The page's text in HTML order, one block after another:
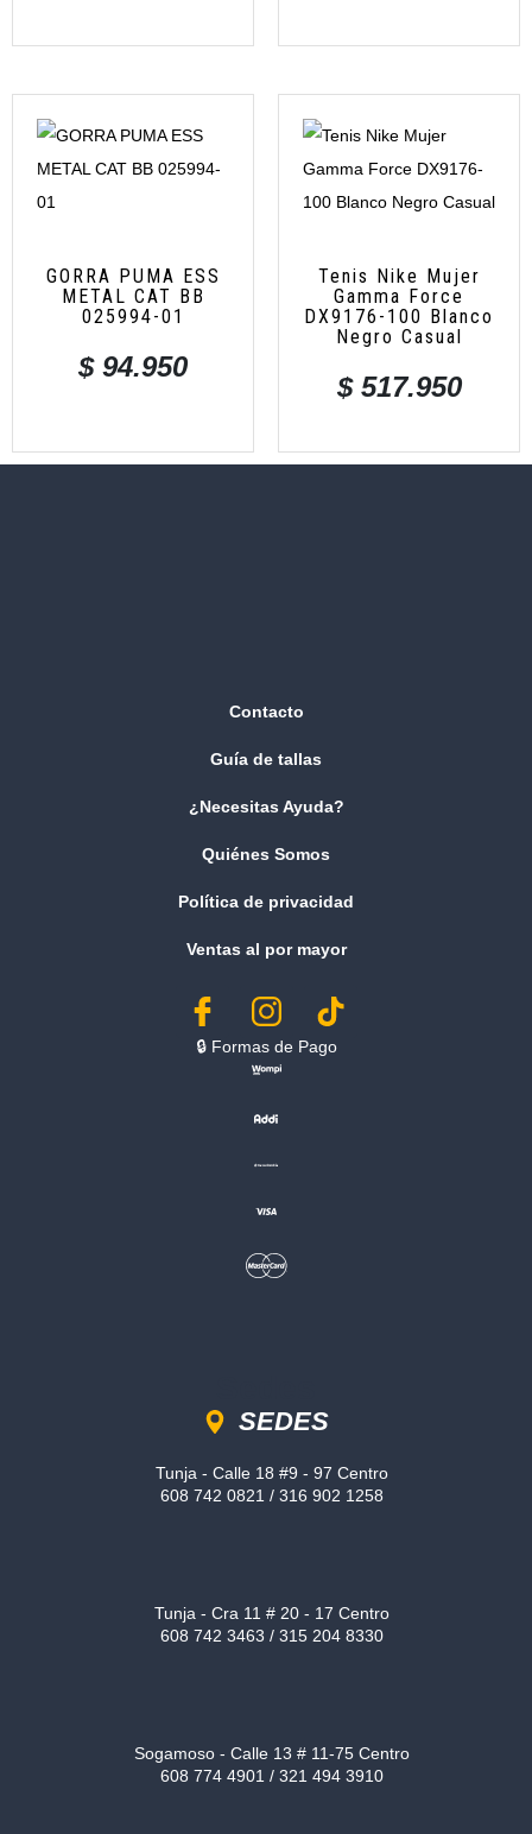
GORRA PUMA ESS
METAL CAT BB
025994-01
$94.950
Tenis Nike Mujer
Gamma Force
DX9176-100 Blanco
Negro Casual
$517.950
Contacto
Guía de tallas
¿Necesitas Ayuda?
Quiénes Somos
Política de privacidad
Ventas al por mayor
🔒︎ Formas de Pago
SEDES
Tunja - Calle 18 #9 - 97 Centro
608 742 0821 / 316 902 1258
Tunja - Cra 11 # 20 - 17 Centro
608 742 3463 / 315 204 8330
Sogamoso - Calle 13 # 11-75 Centro
608 774 4901 / 321 494 3910